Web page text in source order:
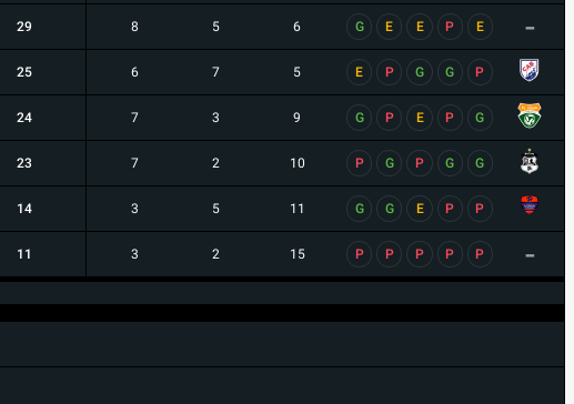
29 8 5 6 G E E P E -
25 6 7 5 E P G G P
24 7 3 9 G P E P G
23 7 2 10 P G P G G
14 3 5 11 G G E P P
11 3 2 15 P P P P P -